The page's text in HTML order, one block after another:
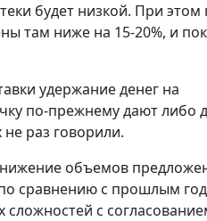
будет низкой. При
там ниже на 15-20%, и
удержание денег на
по-прежнему дают либо
раз говорили.
объемов
сравнению с прошлым
сложностей с